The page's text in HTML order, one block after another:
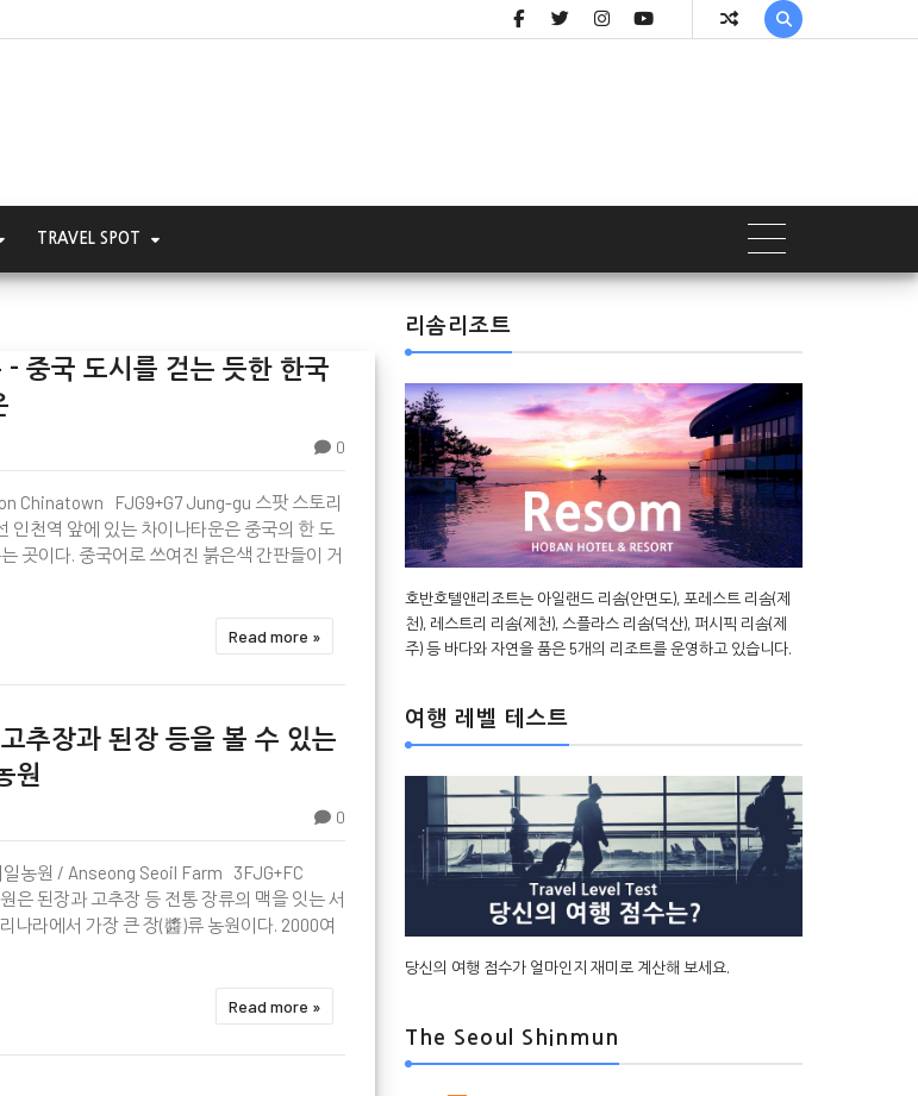

TRAVEL SPOT
- 중국 도시를 걷는 듯한 한국
0
Chinatown FJG9+G7 Jung-gu 스팟 스토리
인천역 앞에 있는 차이나타운은 중국의 한 도
곳이다. 중국어로 쓰여진 붉은색 간판들이 거
Read more »
추장과 된장 등을 볼 수 있는
원
0
일농원 / Anseong Seoil Farm 3FJG+FC
은 된장과 고추장 등 전통 장류의 맥을 잇는 서
나라에서 가장 큰 장(醬)류 농원이다. 2000여
Read more »
리솜리조트
호반호텔앤리조트는 아일랜드 리솜(안면도), 포레스트 리솜(제
천), 레스트리 리솜(제천), 스플라스 리솜(덕산), 퍼시픽 리솜(제
주) 등 바다와 자연을 품은 5개의 리조트를 운영하고 있습니다.
여행 레벨 테스트
당신의 여행 점수가 얼마인지 재미로 계산해 보세요.
The Seoul Shinmun